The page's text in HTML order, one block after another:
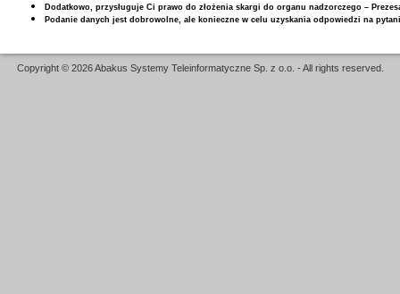
Dodatkowo, przysługuje Ci prawo do złożenia skargi do organu nadzorczego –
Podanie danych jest dobrowolne, ale konieczne w celu uzyskania odpowiedzi na
Copyright © 2026 Abakus Systemy Teleinformatyczne Sp. z o.o. - All rights reserved.